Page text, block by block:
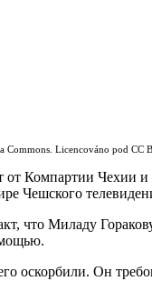
Licencováno pod CC
от Компартии
Чешского
что Миладу
оскорбили. Он